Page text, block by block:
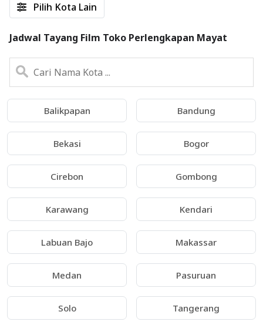
Pilih Kota Lain
Jadwal Tayang Film Toko Perlengkapan Mayat
Balikpapan Bandung
Bekasi Bogor
Cirebon Gombong
Karawang Kendari
Labuan Bajo Makassar
Medan Pasuruan
Solo Tangerang